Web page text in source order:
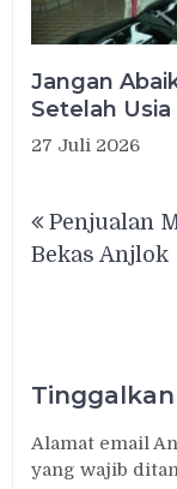
Jangan
Setelah Usia
27 Juli 2026
pos
Penjualan
Bekas Anjlok
Alamat email
yang wajib